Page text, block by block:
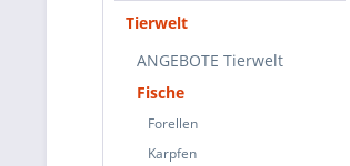
Tierwelt
ANGEBOTE Tierwelt
Fische
Forellen
Karpfen